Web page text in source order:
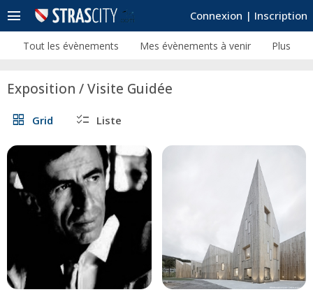
Connexion | Inscription
menu
Tout les évènements Mes évènements à venir Plus
Exposition / Visite Guidée
grid_view Grid checklist Liste